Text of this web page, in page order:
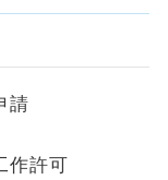
請
作許可